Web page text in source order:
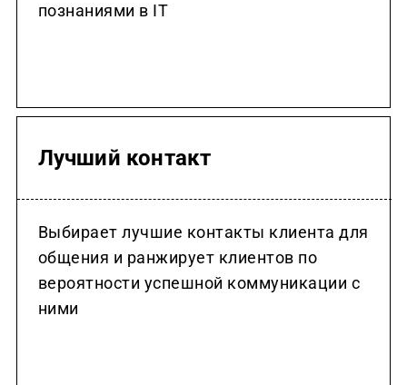
познаниями в IT
Лучший контакт
Выбирает лучшие контакты клиента для
общения и ранжирует клиентов по
вероятности успешной коммуникации с
ними